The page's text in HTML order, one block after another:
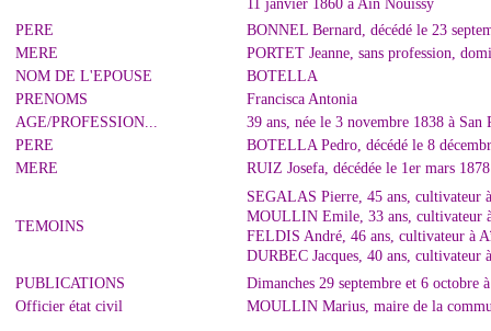
11 janvier 1860 à Aïn Nouissy
PERE
BONNEL Bernard, décédé le 23
MERE
PORTET Jeanne, sans profession,
NOM DE L'EPOUSE
BOTELLA
PRENOMS
Francisca Antonia
AGE/PROFESSION...
39 ans, née le 3 novembre 1838 à
PERE
BOTELLA Pedro, décédé le 8
MERE
RUIZ Josefa, décédée le 1er mars
TEMOINS
SEGALAS Pierre, 45 ans, cultivateur
MOULLIN Emile, 33 ans, cultivateur
FELDIS André, 46 ans, cultivateur à
DURBEC Jacques, 40 ans,
PUBLICATIONS
Dimanches 29 septembre et 6 octobre
Officier état civil
MOULLIN Marius, maire de la